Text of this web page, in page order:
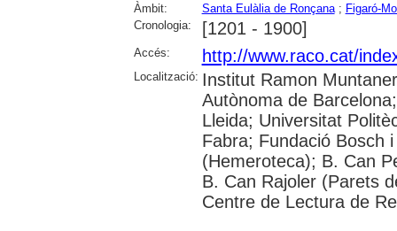
Àmbit:
Santa Eulàlia de Ronçana; Figaró-
Cronologia:
[1201 - 1900]
Accés: http://www.raco.cat/
Localització: Institut Ramon
Autònoma de
Lleida; Universitat
Fabra; Fundació Bosch
(Hemeroteca); B. Can
B. Can Rajoler (Parets
Centre de Lectura de